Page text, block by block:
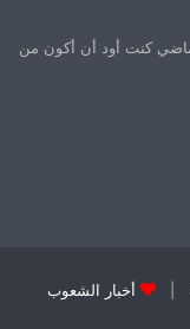
كنت أود أن أكون من
أخبار الشعوب